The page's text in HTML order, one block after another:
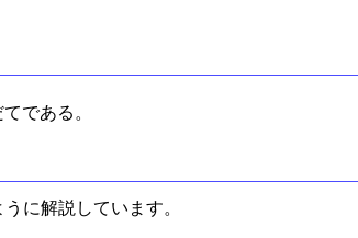
である。
うに解説しています。